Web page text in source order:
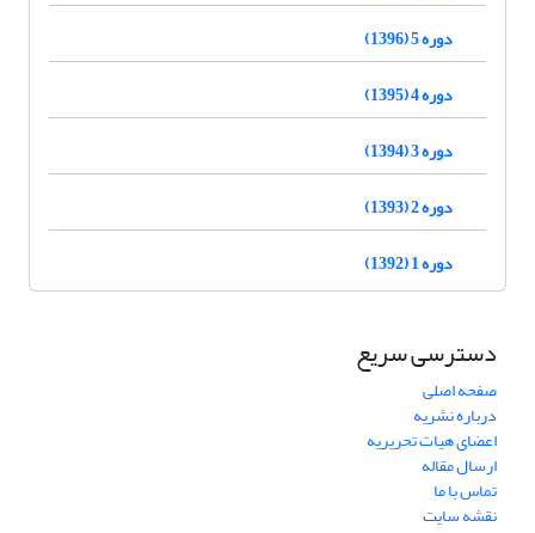
دوره 5 (1396)
دوره 4 (1395)
دوره 3 (1394)
دوره 2 (1393)
دوره 1 (1392)
دسترسی سریع
صفحه اصلی
درباره نشریه
اعضای هیات تحریریه
ارسال مقاله
تماس با ما
نقشه سایت